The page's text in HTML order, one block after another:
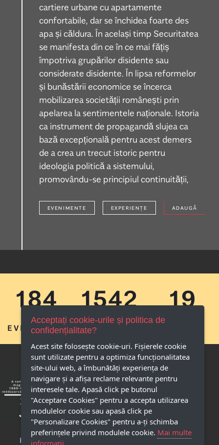
cartiere urbane cu apartamente
confortabile, dar se închidea foarte des
apa și căldura. În același timp Securitatea
se manifesta din ce în ce mai fățiș
împotriva grupărilor disidente sau
considerate disidente. În lipsa reformelor
și bunăstării economice se încerca
mobilizarea societății românești prin
apelarea la sentimentele naționale. Istoria
ca instrument de propagandă slujea ca
bază excepțională pentru acest demers
de a crea un trecut istoric pentru
ideologia politică a sistemului,
promovându-se principiul continuității,
EVENIMENTE EXPERIENȚE ADAUGĂ
184
EVENIMENTE
1542
IMAGINI
19
Politica de
Acceptați cookie-urile și politica de
confidențialitate?
Acest site foloseşte cookie-uri. Fișierele cookie
sunt utilizate pentru a optimiza funcţionalitatea
site-ului web, a îmbunătăţi experienţa de
navigare şi a afişa reclame relevante pentru
interesele tale. Apasă click pe butonul
"Acceptare Cookies" pentru a accepta utilizarea
modulelor cookie sau apasă click pe
"Personalizare Cookies" pentru a-ţi schimba
preferinţele privind modulele cookie. Mai multe
informații...